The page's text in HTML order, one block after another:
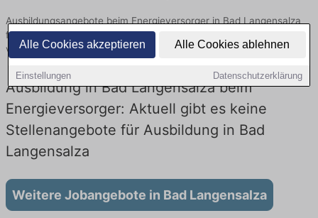
Alle Cookies akzeptieren Alle Cookies ablehnen
Einstellungen Datenschutzerklärung
Ausbildungsangebote beim Energieversorger in Bad Langensalza
finden Sie von namhaften Firmen. Entdecken Sie freie Optionen
von Top-Arbeitgebern und bewerben Sie sich noch heute.
Ausbildung in Bad Langensalza beim
Energieversorger: Aktuell gibt es keine
Stellenangebote für Ausbildung in Bad
Langensalza
Weitere Jobangebote in Bad Langensalza